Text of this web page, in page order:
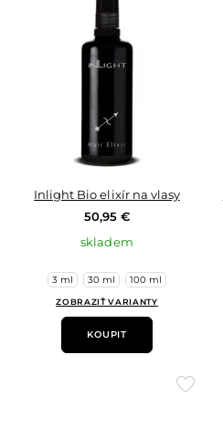
Inlight Bio elixír na vlasy
50,95 €
skladem
3 ml 30 ml 100 ml
ZOBRAZIŤ VARIANTY
KOUPIT
Přidat